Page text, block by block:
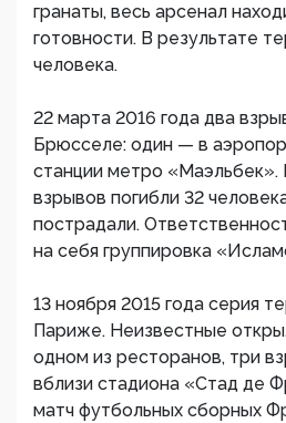
гранаты, весь арсенал
готовности. В результате
человека.
22 марта 2016 года два
Брюсселе: один — в
станции метро «Маэльбек».
взрывов погибли 32
пострадали.
на себя группировка
13 ноября 2015 года серия
Париже. Неизвестные
одном из ресторанов, три
вблизи стадиона «Стад де
матч футбольных сборных